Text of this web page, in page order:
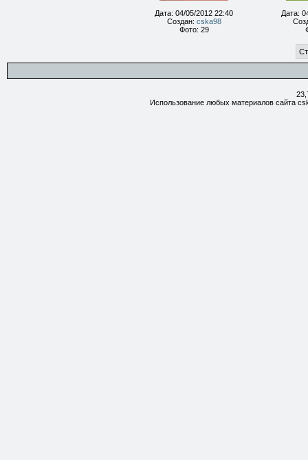
Дата: 04/05/2012 22:40
Создан: cska98
Фото: 29
Дата:
Использование любых материалов сайта